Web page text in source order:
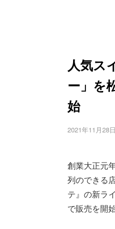
人気ス
ー」を
始
2021年11月28日
創業大正元
列のできる
テ』の新ラ
で販売を開